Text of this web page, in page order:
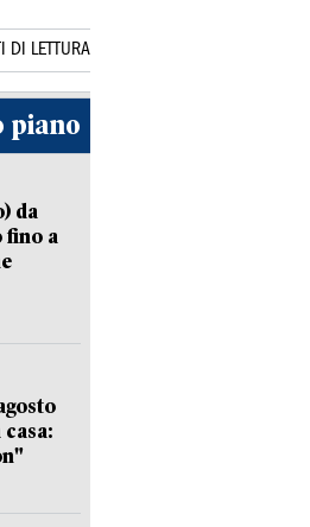
DI LETTURA
piano
da
fino a